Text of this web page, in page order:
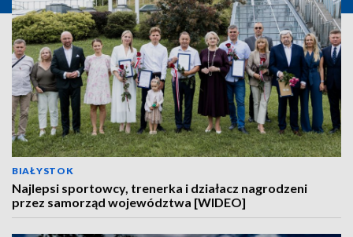
BIAŁYSTOK
Najlepsi sportowcy, trenerka i działacz nagrodzeni
przez samorząd województwa [WIDEO]